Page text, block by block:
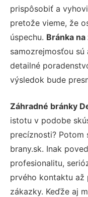
prispôsobiť a
pretože vieme, že
úspechu. Bránka
samozrejmosťou
detailné
výsledok bude
Záhradné bránky
istotu v podobe
precíznosti? Potom
brany.sk. Inak
profesionalitu,
prvého kontaktu až
zákazky. Keďže aj